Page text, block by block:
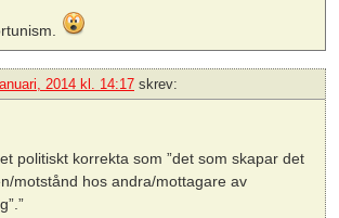
2014 kl. 14:17 skrev:
politiskt korrekta som ”det som skapar det
motstånd hos andra/mottagare av